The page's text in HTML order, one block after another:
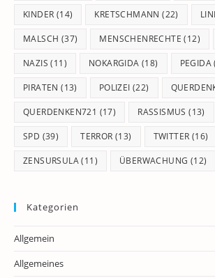
KINDER (14) KRETSCHMANN (22)
MALSCH (37) MENSCHENRECHTE (12)
NAZIS (11) NOKARGIDA (18) PEGIDA
PIRATEN (13) POLIZEI (22)
QUERDENKEN721 (17) RASSISMUS (13)
SPD (39) TERROR (13) TWITTER (16)
ZENSURSULA(11) ÜBERWACHUNG (12)
Kategorien
Allgemein
Allgemeines